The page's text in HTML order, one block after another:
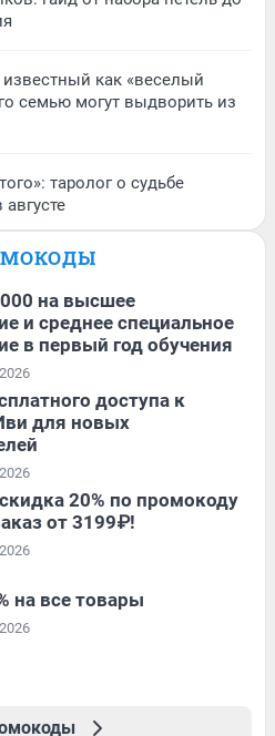
как «веселый
семью могут выдворить из
таролог о судьбе
на высшее
и среднее специальное
в первый год обучения
доступа к
для новых
скидка 20% по промокоду
от 3199₽!
на все товары